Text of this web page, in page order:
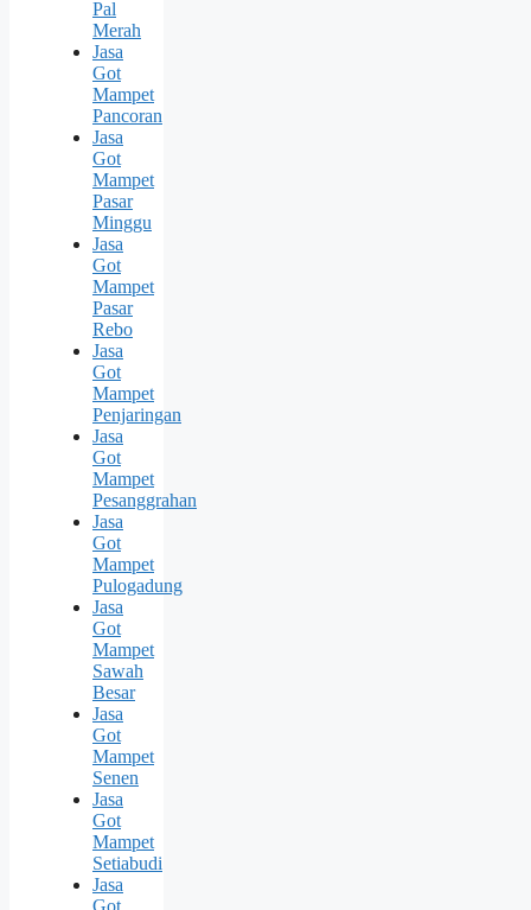
Pal
Merah
Jasa
Got
Mampet
Pancoran
Jasa
Got
Mampet
Pasar
Minggu
Jasa
Got
Mampet
Pasar
Rebo
Jasa
Got
Mampet
Penjaringan
Jasa
Got
Mampet
Pesanggrahan
Jasa
Got
Mampet
Pulogadung
Jasa
Got
Mampet
Sawah
Besar
Jasa
Got
Mampet
Senen
Jasa
Got
Mampet
Setiabudi
Jasa